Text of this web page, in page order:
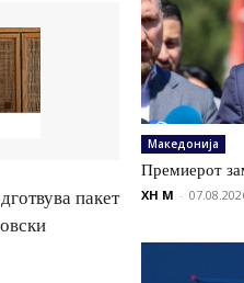
пакет
Македонија
Премиерот
XH M -